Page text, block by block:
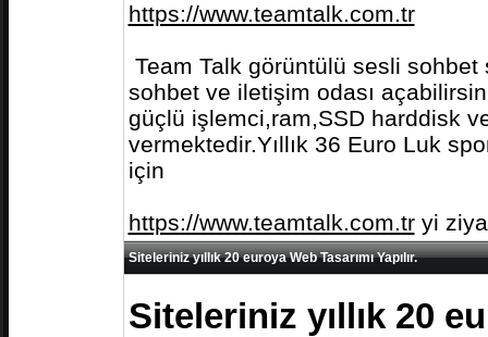
https://www.teamtalk.com.tr
Team Talk görüntülü sesli
sohbet ve iletişim odası
güçlü işlemci,ram,SSD harddisk
vermektedir.Yıllık 36 Euro Luk
için
https://www.teamtalk.com.tryi
Siteleriniz yıllık 20 euroya Web Tasarımı Yapılır.
Siteleriniz yıllık 20